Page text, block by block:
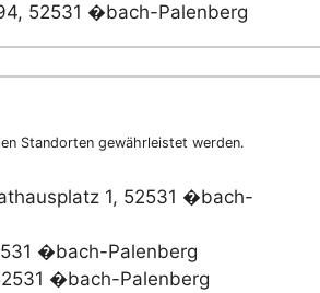
52531 �bach-Palenberg
Standorten gewährleistet werden.
1, 52531 �bach-
�bach-Palenberg
�bach-Palenberg